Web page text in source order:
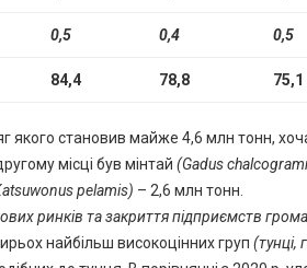
0,5 0,4 0,5
84,4 78,8 75,1
якого становив майже 4,6 млн тонн,
місці був мінтай (Gadus
pelamis) – 2,6 млн тонн.
ринків тазакриття підприємств
найбільш високоцінних груп (тунці,